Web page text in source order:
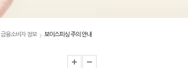
금융소비자 정보 보이스피싱 주의 안내